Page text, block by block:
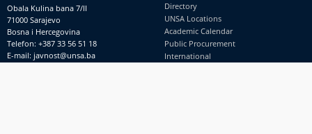
Obala Kulina bana 7/II
71000 Sarajevo
Bosna i Hercegovina
Telefon: +387 33 56 51 18
E-mail: javnost@unsa.ba
Directory
UNSA Locations
Academic Calendar
Public Procurement
International